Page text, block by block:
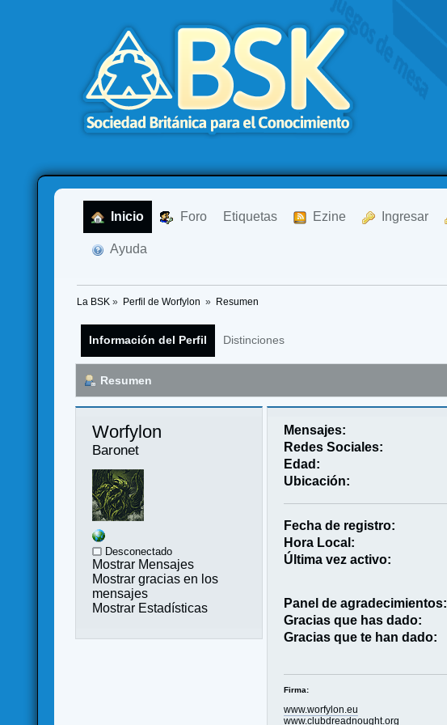
Inicio Foro Etiquetas Ezine Ingresar
Ayuda
La BSK » Perfil de Worfylon » Resumen
Información del Perfil Distinciones
Resumen
Worfylon
Baronet
Desconectado
Mostrar Mensajes
Mostrar gracias en los
mensajes
Mostrar Estadísticas
Mensajes:
Redes Sociales:
Edad:
Ubicación:
Fecha de registro:
Hora Local:
Última vez activo:
Panel de agradecimientos:
Gracias que has dado:
Gracias que te han dado:
Firma:
www.worfylon.eu
www.clubdreadnought.org